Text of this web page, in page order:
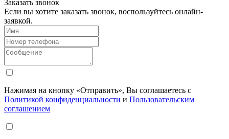
Заказать звонок
Если вы хотите заказать звонок, воспользуйтесь онлайн-
заявкой.
Нажимая на кнопку «Отправить», Вы соглашаетесь с
Политикой конфиденциальности и Пользовательским
соглашением